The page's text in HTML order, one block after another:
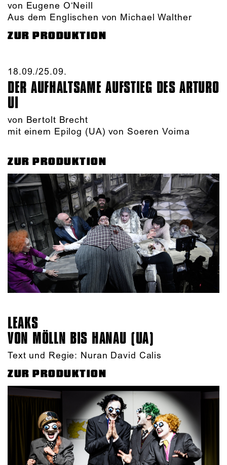
von Eugene O‘Neill
Aus dem Englischen von Michael Walther
ZUR PRODUKTION
18.09./​25.09.​
DER AUFHALTSAME AUFSTIEG DES ARTURO
UI
von Bertolt Brecht
mit einem Epilog (UA) von Soeren Voima
ZUR PRODUKTION
LEAKS
VON MÖLLN BIS HANAU (UA)
Text und Regie: Nuran David Calis
ZUR PRODUKTION